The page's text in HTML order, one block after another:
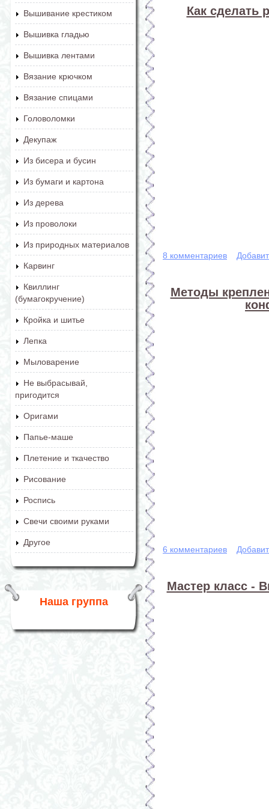
Вышивание крестиком
Вышивка гладью
Вышивка лентами
Вязание крючком
Вязание спицами
Головоломки
Декупаж
Из бисера и бусин
Из бумаги и картона
Из дерева
Из проволоки
Из природных материалов
Карвинг
Квиллинг
(бумагокручение)
Кройка и шитье
Лепка
Мыловарение
Не выбрасывай,
пригодится
Оригами
Папье-маше
Плетение и ткачество
Рисование
Роспись
Свечи своими руками
Другое
Наша группа
Как сделать
8 комментариев
Методы
6 комментариев
Мастер класс -